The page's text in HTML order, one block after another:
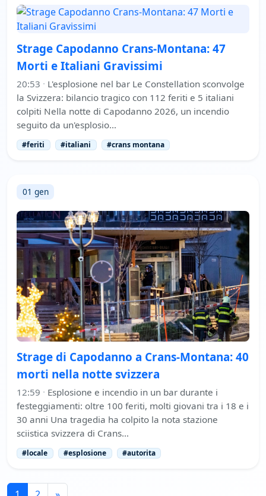
Strage Capodanno Crans-Montana: 47
Morti e Italiani Gravissimi
20:53 · L'esplosione nel bar Le Constellation sconvolge
la Svizzera: bilancio tragico con 112 feriti e 5 italiani
colpiti Nella notte di Capodanno 2026, un incendio
seguito da un'esplosio…
#feriti #italiani #crans montana
01 gen
Strage di Capodanno a Crans-Montana: 40
morti nella notte svizzera
12:59 · Esplosione e incendio in un bar durante i
festeggiamenti: oltre 100 feriti, molti giovani tra i 18 e i
30 anni Una tragedia ha colpito la nota stazione
sciistica svizzera di Crans…
#locale #esplosione #autorita